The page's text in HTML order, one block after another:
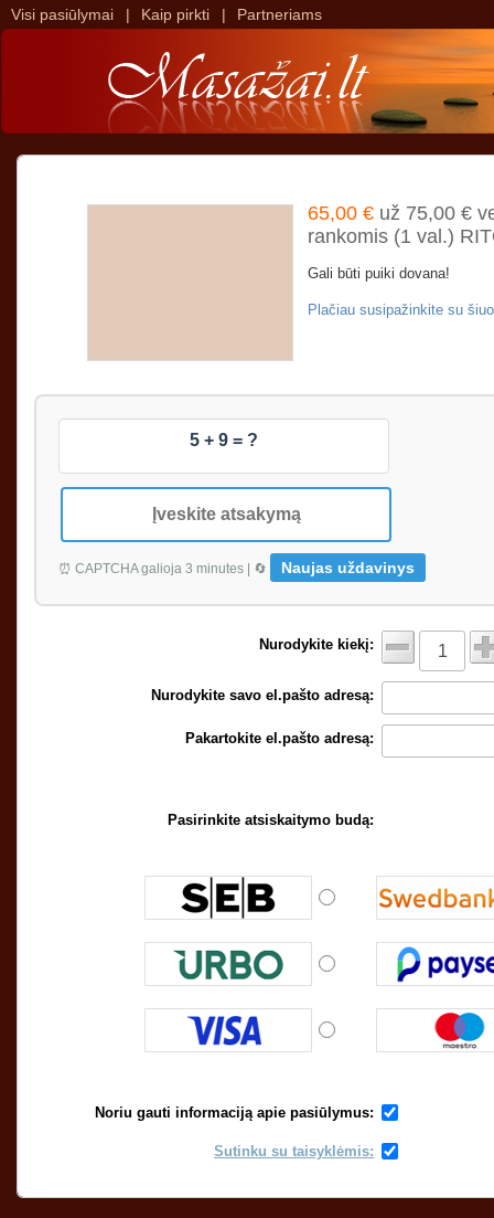
Visi pasiūlymai | Kaip pirkti | Partneriams
65,00 € už 75,00 €
rankomis (1 val.)
Gali būti puiki dovana!
Plačiau susipažinkite su
5 + 9 = ?
⏰ CAPTCHA galioja 3 minutes | 🔄 Naujas uždavinys
Nurodykite kiekį:
Nurodykite savo el.pašto adresą:
Pakartokite el.pašto adresą:
Pasirinkite atsiskaitymo budą:
Noriu gauti informaciją apie pasiūlymus:
Sutinku su taisyklėmis: